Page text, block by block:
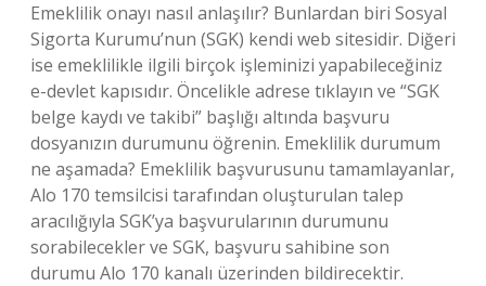
Emeklilik onayı nasıl anlaşılır? Bunlardan biri Sosyal
Sigorta Kurumu’nun (SGK) kendi web sitesidir. Diğeri
ise emeklilikle ilgili birçok işleminizi yapabileceğiniz
e-devlet kapısıdır. Öncelikle adrese tıklayın ve “SGK
belge kaydı ve takibi” başlığı altında başvuru
dosyanızın durumunu öğrenin. Emeklilik durumum
ne aşamada? Emeklilik başvurusunu tamamlayanlar,
Alo 170 temsilcisi tarafından oluşturulan talep
aracılığıyla SGK’ya başvurularının durumunu
sorabilecekler ve SGK, başvuru sahibine son
durumu Alo 170 kanalı üzerinden bildirecektir.